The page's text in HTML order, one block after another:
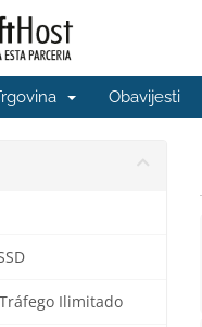
Obavijesti
Ilimitado